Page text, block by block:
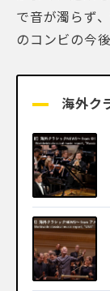
で音が濁らず
のコンビの今
海外ク